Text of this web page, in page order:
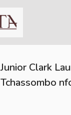
Junior Clark
Tchassombo